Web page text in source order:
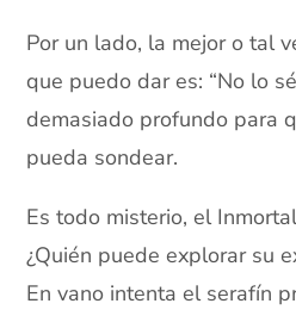
Por un lado, la mejor o tal
que puedo dar es: “No lo
demasiado profundo para
pueda sondear.
Es todo misterio, el
¿Quién puede explorar su
En vano intenta el serafín